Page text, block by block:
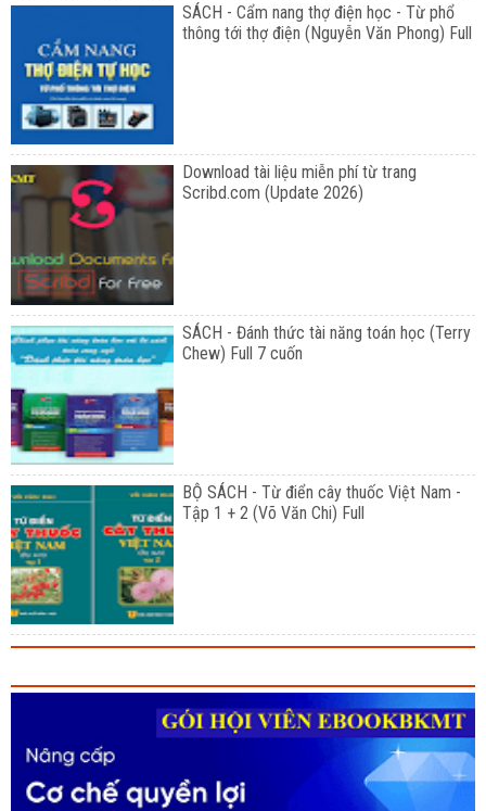
SÁCH - Cẩm nang thợ điện học - Từ phổ
thông tới thợ điện (Nguyễn Văn Phong) Full
Download tài liệu miễn phí từ trang
Scribd.com (Update 2026)
SÁCH - Đánh thức tài năng toán học (Terry
Chew) Full 7 cuốn
BỘ SÁCH - Từ điển cây thuốc Việt Nam -
Tập 1 + 2 (Võ Văn Chi) Full